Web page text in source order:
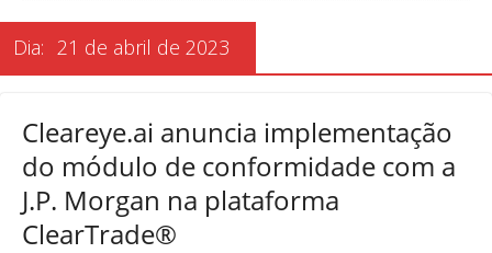
Dia: 21 de abril de 2023
Cleareye.ai anuncia implementação
do módulo de conformidade com a
J.P. Morgan na plataforma
ClearTrade®